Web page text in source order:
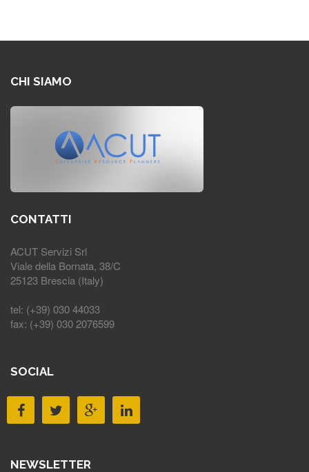
CHI SIAMO
CONTATTI
ACUT Servizi Srl
Viale della Bornata, 38/C
25123 Brescia (Italy)
tel: (+39) 030 44033
fax: (+39) 030 2076599
SOCIAL
NEWSLETTER